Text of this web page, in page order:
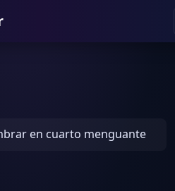
en cuarto menguante